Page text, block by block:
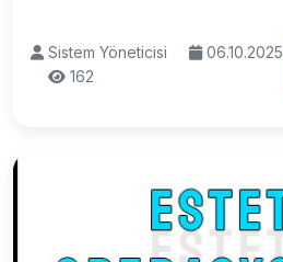
Sistem Yöneticisi
06.10.2025
162